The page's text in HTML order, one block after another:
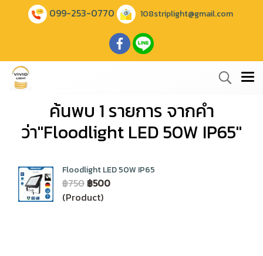
099-253-0770 108striplight@gmail.com
ค้นพบ 1 รายการ จากคำ
ว่า"Floodlight LED 50W IP65"
Floodlight LED 50W IP65
฿750 ฿500
(Product)